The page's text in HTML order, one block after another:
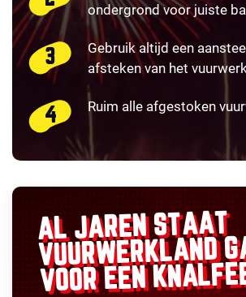
ondergrond voor juiste
Gebruik altijd een
afsteken van het vuurwerk
Ruim alle afgestoken
AL JAREN STAAT
VUURWERKLAND
VOOR EEN